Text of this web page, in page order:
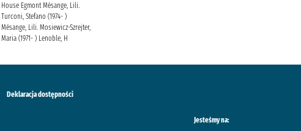
House Egmont Mésange, Lili.
Turconi, Stefano (1974- )
Mésange, Lili. Mosiewicz-Szrejter,
Maria (1971- ) Lenoble, H
Deklaracja dostępności
Jesteśmy na: